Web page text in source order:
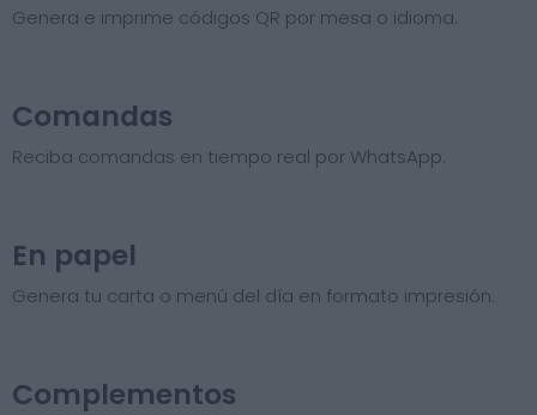
Genera e imprime códigos QR por mesa o idioma.
Comandas
Reciba comandas en tiempo real por WhatsApp.
En papel
Genera tu carta o menú del día en formato impresión.
Complementos